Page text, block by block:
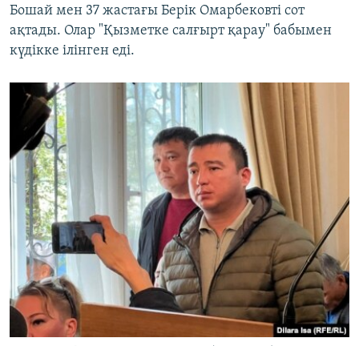
Бошай мен 37 жастағы Берік Омарбековті сот
ақтады. Олар "Қызметке салғырт қарау" бабымен
күдікке ілінген еді.